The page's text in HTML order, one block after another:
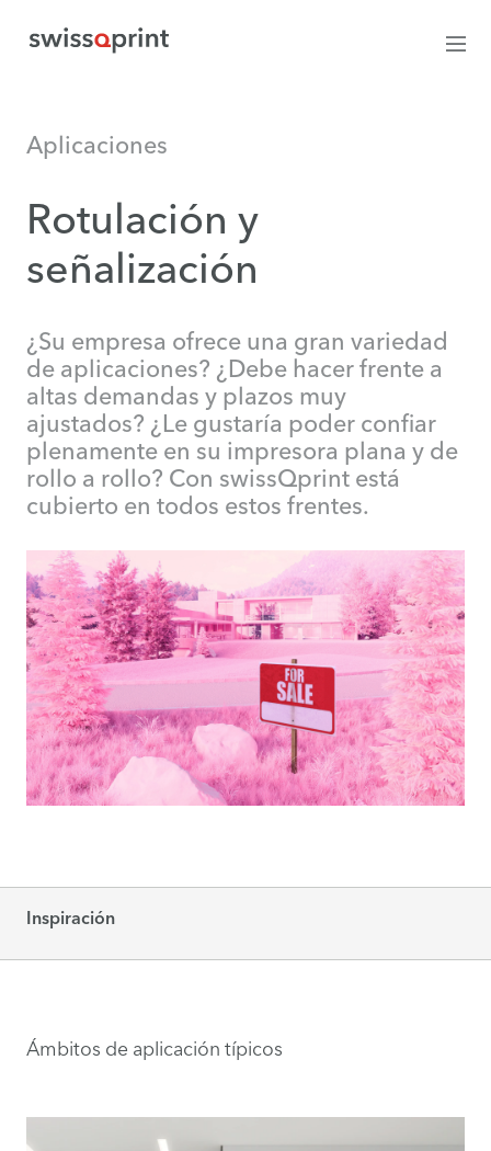
Aplicaciones
Rotulación y
señalización
¿Su empresa ofrece una gran variedad
de aplicaciones? ¿Debe hacer frente a
altas demandas y plazos muy
ajustados? ¿Le gustaría poder confiar
plenamente en su impresora plana y de
rollo a rollo? Con swissQprint está
cubierto en todos estos frentes.
Inspiración
Ámbitos de aplicación típicos